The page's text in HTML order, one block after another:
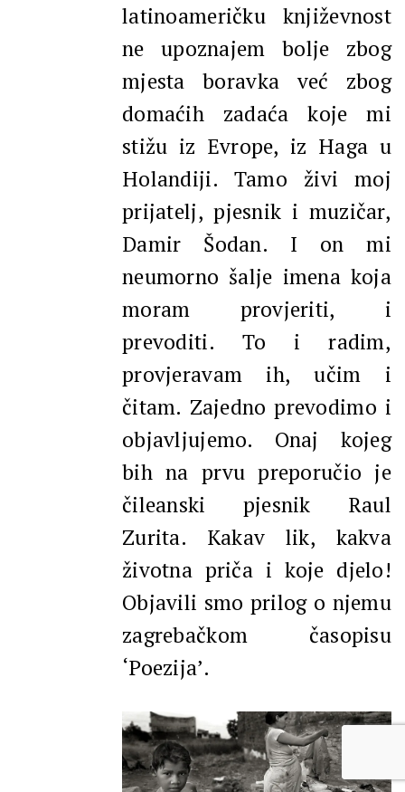
latinoameričku književnost
ne upoznajem bolje zbog
mjesta boravka već zbog
domaćih zadaća koje mi
stižu iz Evrope, iz Haga u
Holandiji. Tamo živi moj
prijatelj, pjesnik i muzičar,
Damir Šodan. I on mi
neumorno šalje imena koja
moram provjeriti, i
prevoditi. To i radim,
provjeravam ih, učim i
čitam. Zajedno prevodimo i
objavljujemo. Onaj kojeg
bih na prvu preporučio je
čileanski pjesnik Raul
Zurita. Kakav lik, kakva
životna priča i koje djelo!
Objavili smo prilog o njemu
zagrebačkom časopisu
‘Poezija’.